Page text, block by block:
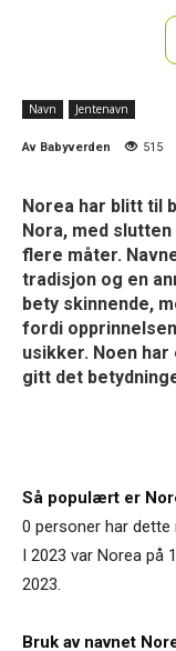
Navn Jentenavn
Av Babyverden 515
Norea har blitt til
Nora, med
flere måter.
tradisjon og en
bety skinnende,
fordi
usikker. Noen
gitt det
Så populært er
0 personer har dette
I 2023 var Norea på
2023.
Bruk av navnet